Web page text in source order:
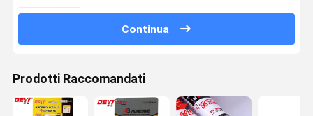
Continua
Prodotti Raccomandati